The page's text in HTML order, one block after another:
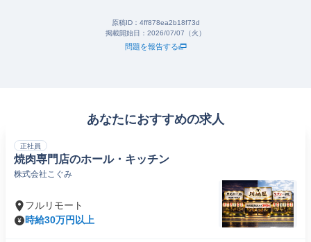
原稿ID： 4ff878ea2b18f73d
掲載開始日： 2026/07/07（火）
問題を報告する
あなたにおすすめの求人
正社員
焼肉専門店のホール・キッチン
株式会社こぐみ
フルリモート
時給30万円以上